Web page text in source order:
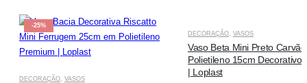
-25%
DECORAÇÃO VASOS
DECORAÇÃO VASOS
Vaso Beta Mini Preto
Polietileno 15cm Decorativo
| Loplast